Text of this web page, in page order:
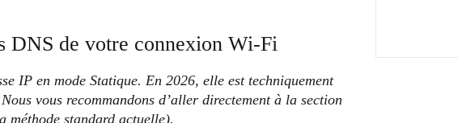
DNS de votre connexion Wi-Fi
IP en mode Statique. En 2026, elle est techniquement
vous recommandons d’aller directement à la section
méthode standard actuelle).